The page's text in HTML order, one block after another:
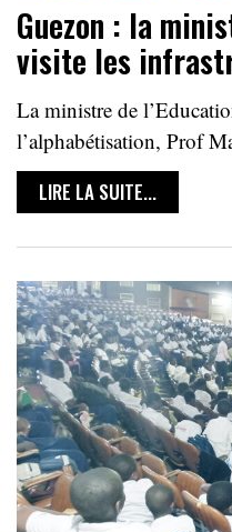
Guezon : la
visite les
La ministre de
l’alphabétisation, Prof
LIRE LA SUITE...